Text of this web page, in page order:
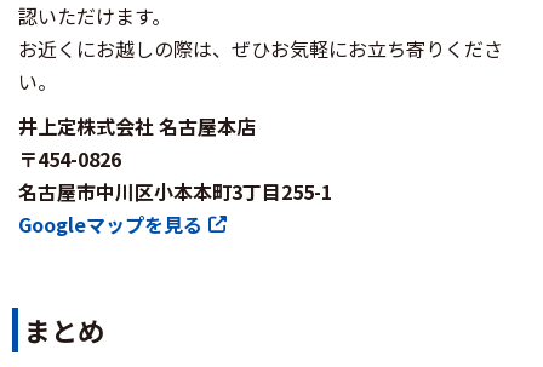
認いただけます。
お近くにお越しの際は、ぜひお気軽にお立ち寄りくださ
い。
井上定株式会社 名古屋本店
〒454-0826
名古屋市中川区小本本町3丁目255-1
Googleマップを見る
まとめ